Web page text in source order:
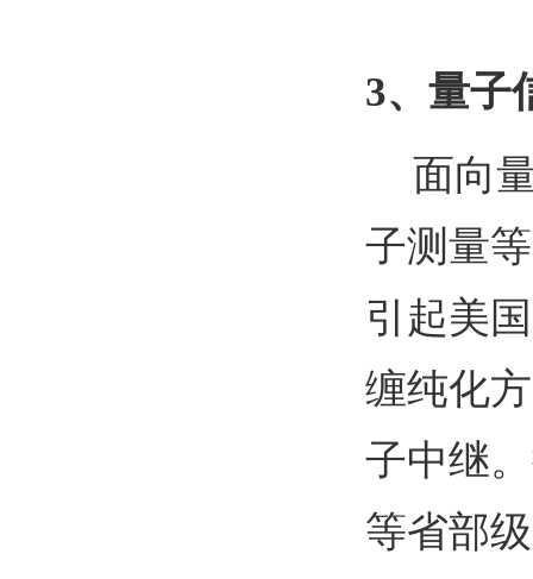
3、量子
面向
子测量
引起美
缠纯化
子中继
等省部